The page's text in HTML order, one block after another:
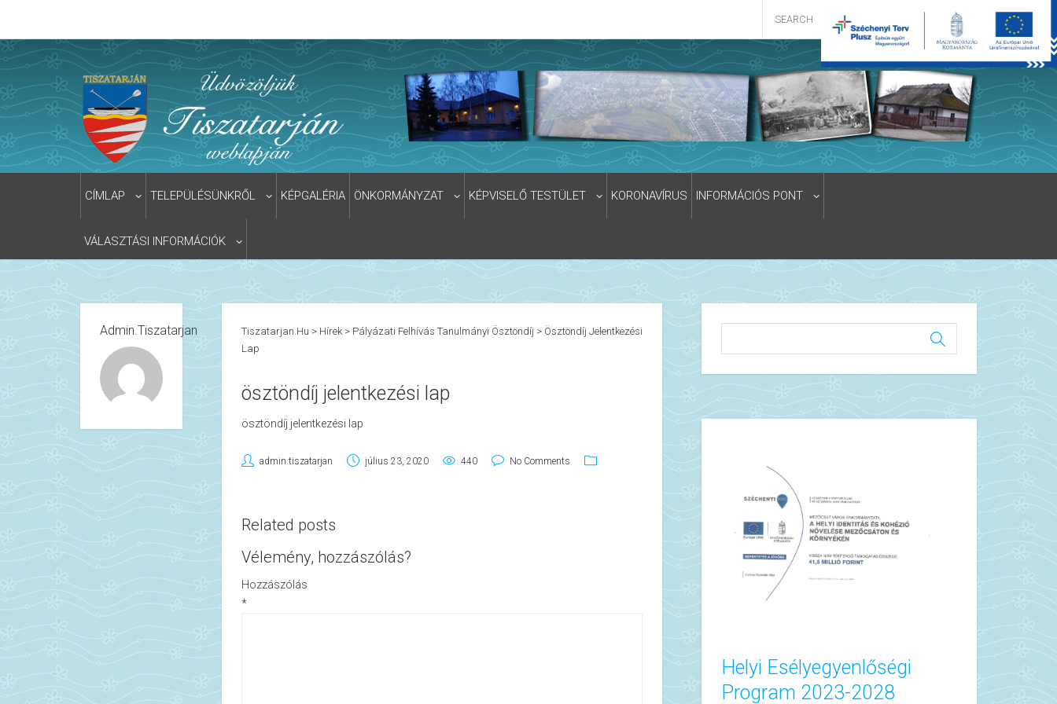
CÍMLAP TELEPÜLÉSÜNKRŐL KÉPGALÉRIA ÖNKORMÁNYZAT KÉPVISELŐ TESTÜLET KORONAVÍRUS INFORMÁCIÓS PONT
VÁLASZTÁSI INFORMÁCIÓK
Admin.tiszatarjan Tiszatarjan.hu > Hírek> Pályázati Felhívás Tanulmányi Ösztöndíj > Ösztöndíj Jelentkezési
Lap
ösztöndíj jelentkezési lap
ösztöndíj jelentkezési lap
admin.tiszatarjan július 23, 2020 440 No Comments
Related posts
Vélemény, hozzászólás?
Hozzászólás
*
Helyi Esélyegyenlőségi
Program 2023-2028